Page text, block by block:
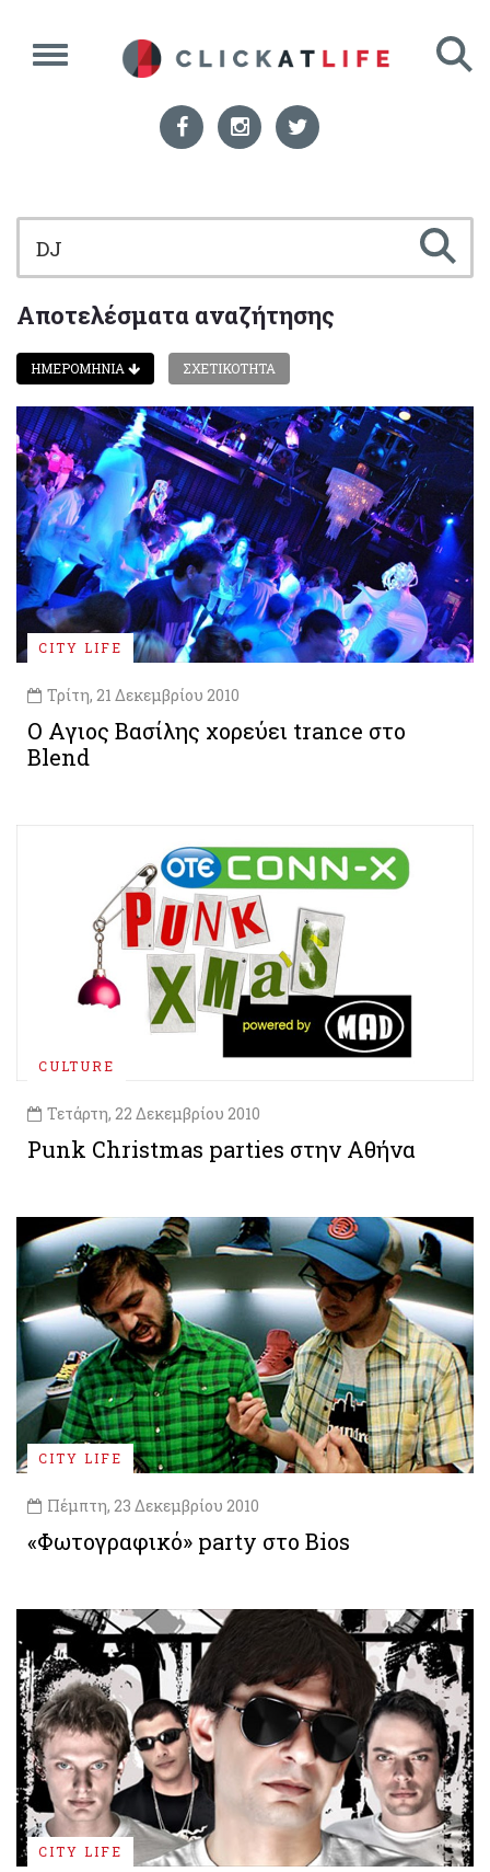
Αποτελέσματα αναζήτησης
ΗΜΕΡΟΜΗΝΙΑ ΣΧΕΤΙΚΟΤΗΤΑ
CITY LIFE
Τρίτη, 21 Δεκεμβρίου 2010
Ο Aγιος Βασίλης χορεύει trance στο
Blend
CULTURE
Τετάρτη, 22 Δεκεμβρίου 2010
Punk Christmas parties στην Αθήνα
CITY LIFE
Πέμπτη, 23 Δεκεμβρίου 2010
«Φωτογραφικό» party στο Bios
CITY LIFE